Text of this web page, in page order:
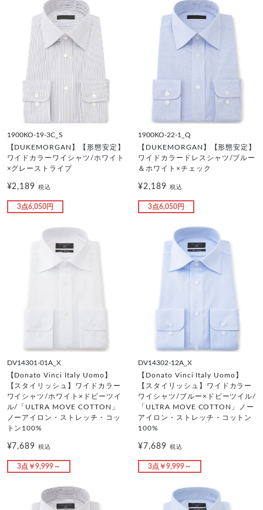
1900KO-19-3C_S
【DUKEMORGAN】【形態安定】
ワイドカラーワイシャツ/ホワイト
×グレーストライプ
¥2,189税込
3点6,050円
1900KO-22-1_Q
【DUKEMORGAN】【形態安定】
ワイドカラードレスシャツ/ブルー
＆ホワイト×チェック
¥2,189 税込
3点6,050円
DV14301-01A_X
【Donato Vinci Italy Uomo】
【スタイリッシュ】ワイドカラー
ワイシャツ/ホワイト×ドビーツイ
ル/「ULTRA MOVE COTTON」
ノーアイロン・ストレッチ・コッ
トン100%
¥7,689税込
3点￥9,999～
DV14302-12A_X
【Donato Vinci Italy Uomo】
【スタイリッシュ】ワイドカラー
ワイシャツ/ブルー×ドビーツイル/
「ULTRA MOVE COTTON」ノー
アイロン・ストレッチ・コットン
100%
¥7,689 税込
3点￥9,999～